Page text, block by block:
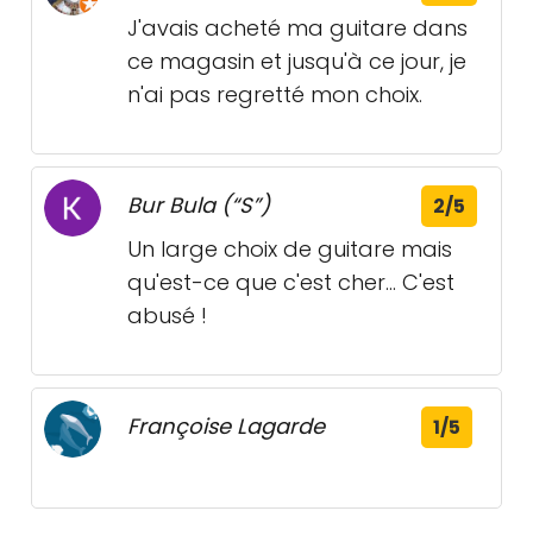
J'avais acheté ma guitare dans
ce magasin et jusqu'à ce jour, je
n'ai pas regretté mon choix.
Bur Bula (“S”) 2/5
Un large choix de guitare mais
qu'est-ce que c'est cher... C'est
abusé !
Françoise Lagarde 1/5